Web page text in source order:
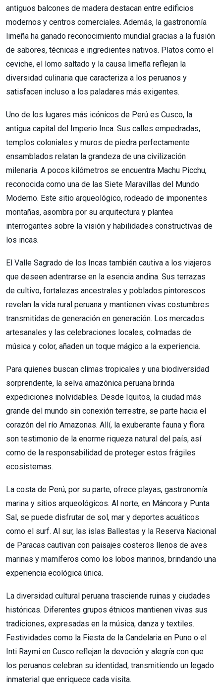
antiguos balcones de madera destacan entre edificios
modernos y centros comerciales. Además, la gastronomía
limeña ha ganado reconocimiento mundial gracias a la fusión
de sabores, técnicas e ingredientes nativos. Platos como el
ceviche, el lomo saltado y la causa limeña reflejan la
diversidad culinaria que caracteriza a los peruanos y
satisfacen incluso a los paladares más exigentes.
Uno de los lugares más icónicos de Perú es Cusco, la
antigua capital del Imperio Inca. Sus calles empedradas,
templos coloniales y muros de piedra perfectamente
ensamblados relatan la grandeza de una civilización
milenaria. A pocos kilómetros se encuentra Machu Picchu,
reconocida como una de las Siete Maravillas del Mundo
Moderno. Este sitio arqueológico, rodeado de imponentes
montañas, asombra por su arquitectura y plantea
interrogantes sobre la visión y habilidades constructivas de
los incas.
El Valle Sagrado de los Incas también cautiva a los viajeros
que deseen adentrarse en la esencia andina. Sus terrazas
de cultivo, fortalezas ancestrales y poblados pintorescos
revelan la vida rural peruana y mantienen vivas costumbres
transmitidas de generación en generación. Los mercados
artesanales y las celebraciones locales, colmadas de
música y color, añaden un toque mágico a la experiencia.
Para quienes buscan climas tropicales y una biodiversidad
sorprendente, la selva amazónica peruana brinda
expediciones inolvidables. Desde Iquitos, la ciudad más
grande del mundo sin conexión terrestre, se parte hacia el
corazón del río Amazonas. Allí, la exuberante fauna y flora
son testimonio de la enorme riqueza natural del país, así
como de la responsabilidad de proteger estos frágiles
ecosistemas.
La costa de Perú, por su parte, ofrece playas, gastronomía
marina y sitios arqueológicos. Al norte, en Máncora y Punta
Sal, se puede disfrutar de sol, mar y deportes acuáticos
como el surf. Al sur, las islas Ballestas y la Reserva Nacional
de Paracas cautivan con paisajes costeros llenos de aves
marinas y mamíferos como los lobos marinos, brindando una
experiencia ecológica única.
La diversidad cultural peruana trasciende ruinas y ciudades
históricas. Diferentes grupos étnicos mantienen vivas sus
tradiciones, expresadas en la música, danza y textiles.
Festividades como la Fiesta de la Candelaria en Puno o el
Inti Raymi en Cusco reflejan la devoción y alegría con que
los peruanos celebran su identidad, transmitiendo un legado
inmaterial que enriquece cada visita.